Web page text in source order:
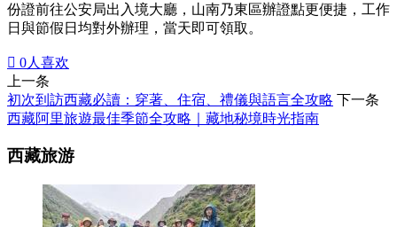
份證前往公安局出入境大廳，山南乃東區辦證點更便捷，工作
日與節假日均對外辦理，當天即可領取。
 0人喜欢
上一条
初次到訪西藏必讀：穿著、住宿、禮儀與語言全攻略 下一条
西藏阿里旅遊最佳季節全攻略｜藏地秘境時光指南
西藏旅游